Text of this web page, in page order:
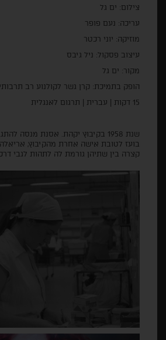
צילום: ים גל
עריכה: נעם פופר
מוזיקה: יוני רכטר
עיצוב פסקול: ניל גיבס
מקור: ים גל
הופק בתמיכת: קרן גשר לקולנוע רב תרבותי
15 דקות | עברית | תרגום לאנגלית
שנת 1958 בקיבוץ יקהת. אסנת מנסה
בועז לטובת אישה אחרת מהקיבוץ,
קצרה בין שתיהן גורמת לה לתהות לגבי